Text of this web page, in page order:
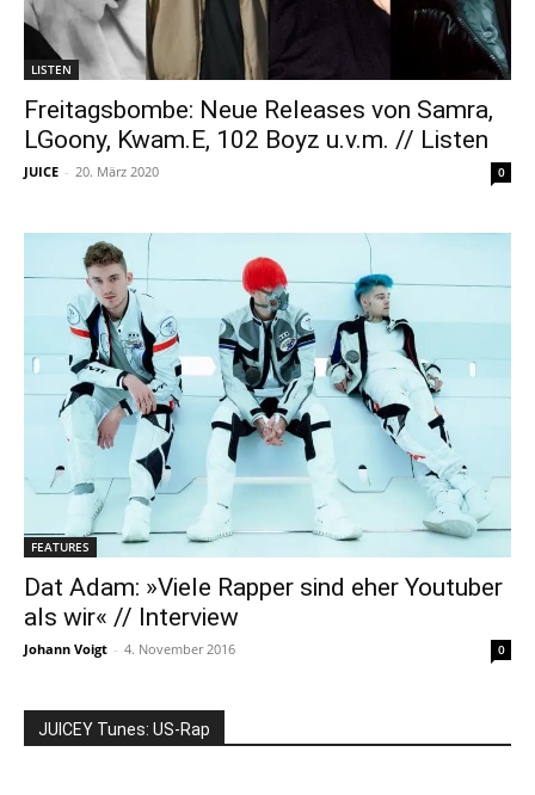
LISTEN
Freitagsbombe: Neue Releases von Samra,
LGoony, Kwam.E, 102 Boyz u.v.m. // Listen
JUICE - 20. März 2020 0
FEATURES
Dat Adam: »Viele Rapper sind eher Youtuber
als wir« // Interview
Johann Voigt - 4. November 2016 0
JUICEY Tunes: US-Rap